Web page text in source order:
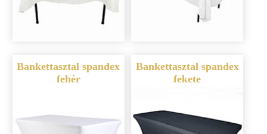
Bankettasztal spandex
fehér
Bankettasztal spandex
fekete